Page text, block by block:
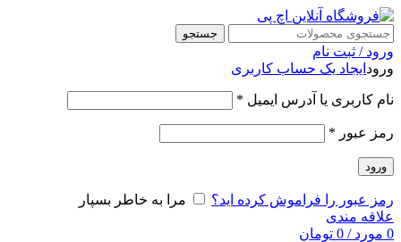
جستجو
ورود / ثبت نام
ورود ایجاد یک حساب کاربری
نام کاربری یا آدرس ایمیل *
رمز عبور *
ورود
رمز عبور را فراموش کرده اید؟
مرا به خاطر بسپار
علاقه مندی
0 مورد /
0 تومان